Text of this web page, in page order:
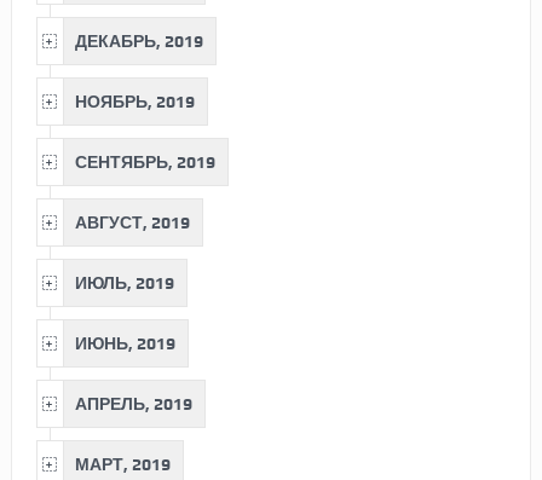
ДЕКАБРЬ, 2019
НОЯБРЬ, 2019
СЕНТЯБРЬ, 2019
АВГУСТ, 2019
ИЮЛЬ, 2019
ИЮНЬ, 2019
АПРЕЛЬ, 2019
МАРТ, 2019